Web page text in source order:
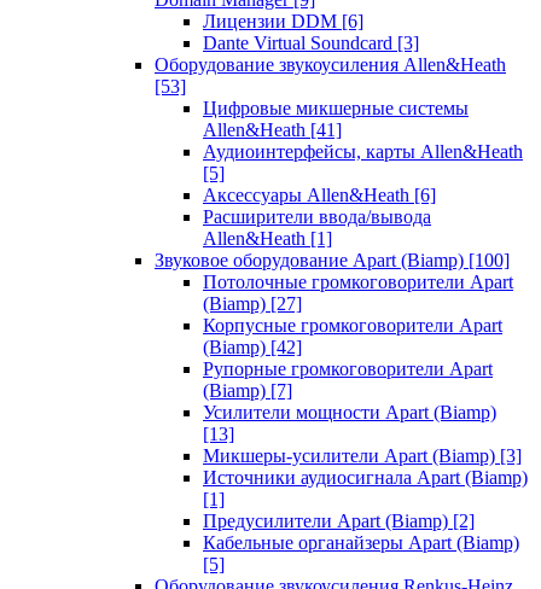
Лицензии DDM [6]
Dante Virtual Soundcard [3]
Оборудование звукоусиления Allen&Heath
[53]
Цифровые микшерные системы
Allen&Heath [41]
Аудиоинтерфейсы, карты Allen&Heath
[5]
Аксессуары Allen&Heath [6]
Расширители ввода/вывода
Allen&Heath [1]
Звуковое оборудование Apart (Biamp) [100]
Потолочные громкоговорители Apart
(Biamp) [27]
Корпусные громкоговорители Apart
(Biamp) [42]
Рупорные громкоговорители Apart
(Biamp) [7]
Усилители мощности Apart (Biamp)
[13]
Микшеры-усилители Apart (Biamp) [3]
Источники аудиосигнала Apart (Biamp)
[1]
Предусилители Apart (Biamp) [2]
Кабельные органайзеры Apart (Biamp)
[5]